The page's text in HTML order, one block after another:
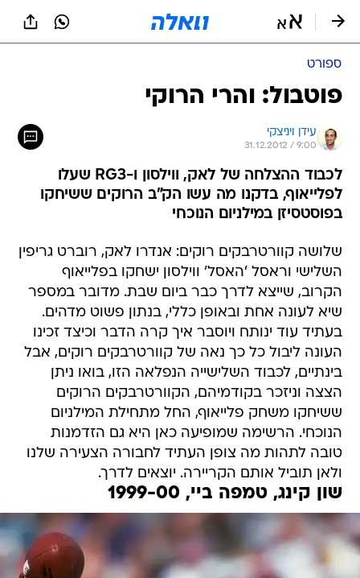
ספורט
פוטבול: והרי הרוקי
עידן ויניצקי
31.12.2012 / 9:00
לכבוד ההצלחה של לאק, ווילסון ו-RG3 שעלו
לפלייאוף, בדקנו מה עשו הק"ב הרוקים ששיחקו
בפוסטסיזן במילניום הנוכחי
שלושה קוורטרבקים רוקים: אנדרו לאק, רוברט גריפין
השלישי וראסל 'האסל' ווילסון ישחקו בפלייאוף
הקרוב, שייצא לדרך כבר ביום שבת. מדובר במספר
שיא לעונה אחת ובאופן כללי, בנתון פשוט מדהים.
בעתיד עוד ינותח ויוסבר איך קרה הדבר וכיצד זכינו
העונה ליבול כל כך נאה של קוורטרבקים רוקים, אבל
בינתיים, לכבוד השלישייה הנפלאה הזו, בואו ניתן
הצצה וניזכר בקודמיהם, הקוורטרבקים הרוקים
ששיחקו משחק פלייאוף, החל מתחילת המילניום
הנוכחי. הרשימה שמופיעה כאן היא גם הזדמנות
טובה לתהות מה צופן העתיד לחבורה הצעירה שלנו
ולאן תוביל אותם הקריירה. יוצאים לדרך.
שון קינג, טמפה ביי, 1999-00